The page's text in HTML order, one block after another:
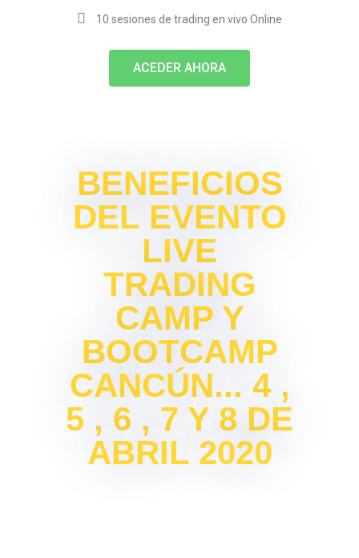
10 sesiones de trading en vivo Online
ACEDER AHORA
BENEFICIOS
DEL EVENTO
LIVE
TRADING
CAMP Y
BOOTCAMP
CANCÚN... 4 ,
5 , 6 , 7 Y 8 DE
ABRIL 2020